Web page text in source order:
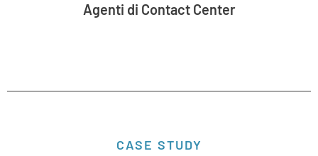
Agenti di Contact Center
CASE STUDY